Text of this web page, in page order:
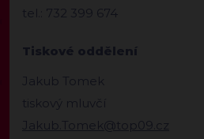
tel.: 732 399 674
Tiskové oddělení
Jakub Tomek
tiskový mluvčí
Jakub.Tomek@top09.cz